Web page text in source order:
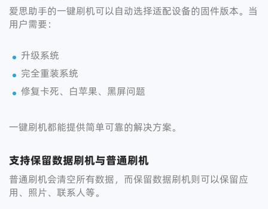
爱思助手的一键刷机可以自动选择适配设备的固件版本。当
用户需要：
升级系统
完全重装系统
修复卡死、白苹果、黑屏问题
一键刷机都能提供简单可靠的解决方案。
支持保留数据刷机与普通刷机
普通刷机会清空所有数据，而保留数据刷机则可以保留应
用、照片、联系人等。